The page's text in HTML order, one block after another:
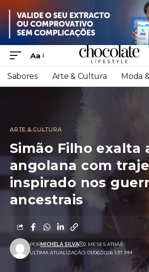
Aa
Sabores Arte & Cultura Moda
ARTE & CULTURA
Simão Filho exalta
angolana com traje
inspirado nos
ancestrais
ULTIMA ATUALIZAÇÃO: 01/06/2026 1:37 PM
PORMICHELA SILVA 2 MESES ATRÁS